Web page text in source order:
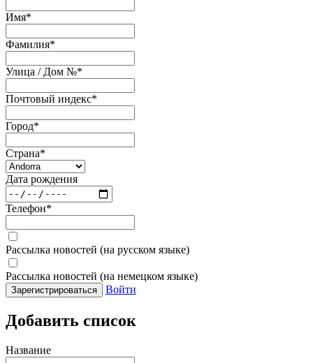
Имя*
Фамилия*
Улица / Дом №*
Почтовый индекс*
Город*
Страна*
Дата рождения
Телефон*
Рассылка новостей (на русском языке)
Рассылка новостей (на немецком языке)
Зарегистрироваться Войти
Добавить список
Название